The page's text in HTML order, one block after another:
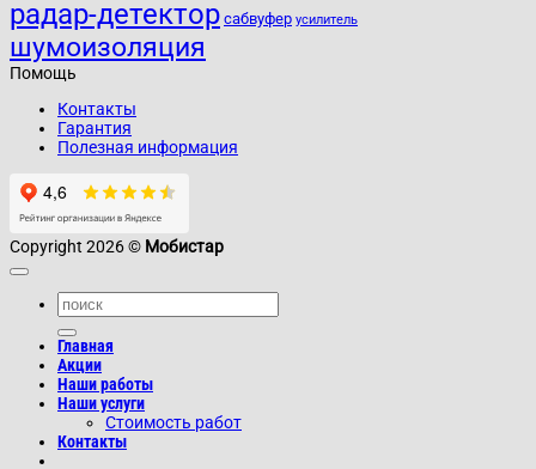
радар-детектор сабвуфер усилитель
шумоизоляция
Помощь
Контакты
Гарантия
Полезная информация
Copyright 2026 © Мобистар
Главная
Акции
Наши работы
Наши услуги
Стоимость работ
Контакты